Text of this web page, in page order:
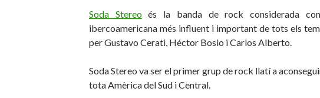
Soda Stereoés la banda de rock considerada
ibercoamericana més influent i important de tots els
per Gustavo Cerati, Héctor Bosio i Carlos Alberto.
Soda Stereo va ser el primer grup de rock llatí a
tota Amèrica del Sud i Central.